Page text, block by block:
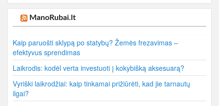
ManoRubai.lt
Kaip paruošti sklypą po statybų? Žemės frezavimas –
efektyvus sprendimas
Laikrodis: kodėl verta investuoti į kokybišką aksesuarą?
Vyriški laikrodžiai: kaip tinkamai prižiūrėti, kad jie tarnautų
ilgai?